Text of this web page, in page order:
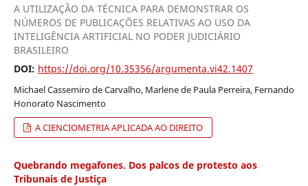
A UTILIZAÇÃO DA TÉCNICA PARA DEMONSTRAR OS
NÚMEROS DE PUBLICAÇÕES RELATIVAS AO USO DA
INTELIGÊNCIA ARTIFICIAL NO PODER JUDICIÁRIO
BRASILEIRO
DOI: https://doi.org/10.35356/argumenta.vi42.1407
Michael Cassemiro de Carvalho, Marlene de Paula Perreira, Fernando
Honorato Nascimento
A CIENCIOMETRIA APLICADA AO DIREITO
Quebrando megafones. Dos palcos de protesto aos
Tribunais de Justiça